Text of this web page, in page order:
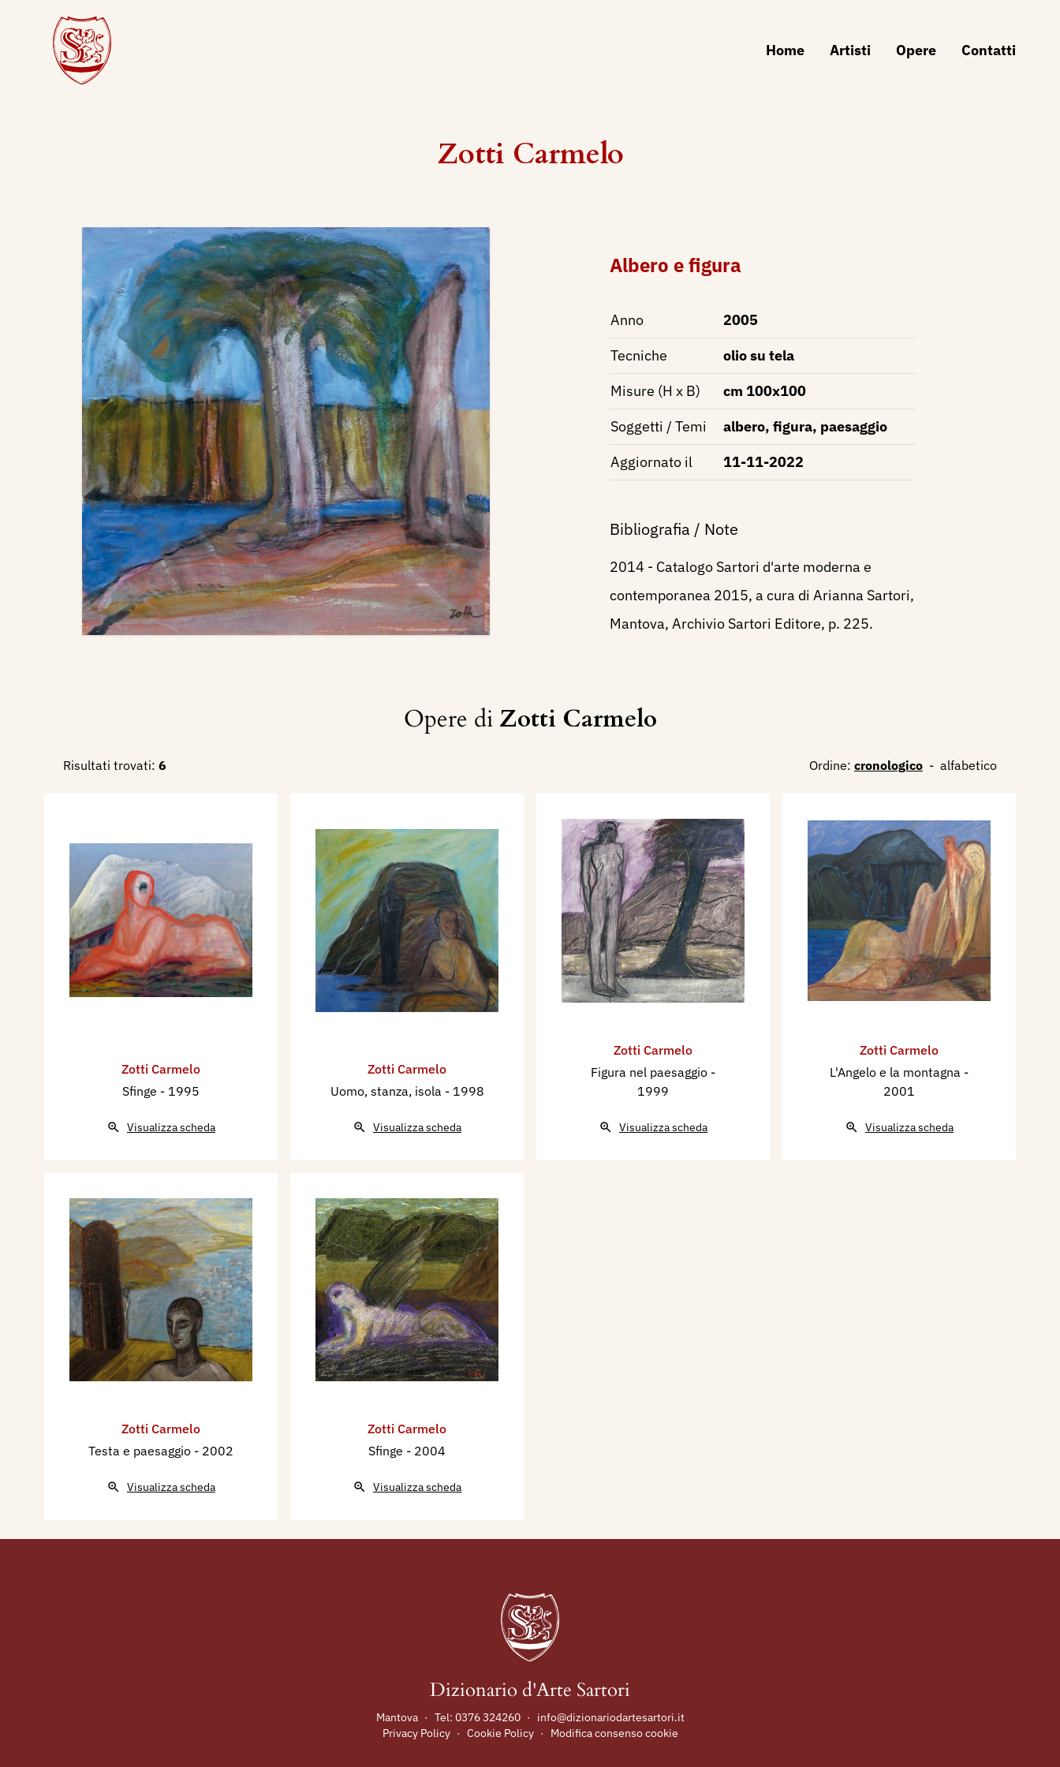
Home Artisti Opere Contatti
Zotti Carmelo
Albero e figura
Anno
2005
Tecniche
olio su tela
Misure (H x B)
cm 100x100
Soggetti / Temi
albero, figura, paesaggio
Aggiornato il
11-11-2022
Bibliografia / Note
2014 - Catalogo Sartori d'arte moderna e
contemporanea 2015, a cura di Arianna Sartori,
Mantova, Archivio Sartori Editore, p. 225.
Opere di Zotti Carmelo
Risultati trovati: 6 Ordine: cronologico - alfabetico
Zotti Carmelo
Sfinge - 1995
Visualizza scheda
Zotti Carmelo
Uomo, stanza, isola - 1998
Visualizza scheda
Zotti Carmelo
Figura nel paesaggio -
1999
Visualizza scheda
Zotti Carmelo
L'Angelo e la montagna -
2001
Visualizza scheda
Zotti Carmelo
Testa e paesaggio - 2002
Visualizza scheda
Zotti Carmelo
Sfinge - 2004
Visualizza scheda
Dizionario d'Arte Sartori
Mantova · Tel: 0376 324260 ·
info@dizionariodartesartori.it
Privacy Policy · Cookie Policy · Modifica consenso cookie